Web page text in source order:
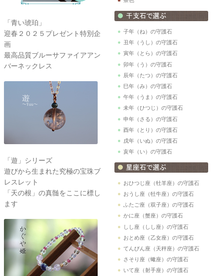
「青い琥珀」
迎春２０２５プレゼント特別企
画
最高品質ブルーサファイアアン
バーネックレス
「遊」シリーズ
遊びから生まれた究極の宝珠ブ
レスレット
「天の根」の真髄をここに標し
ます
子年（ね）の守護石
丑年（うし）の守護石
寅年（とら）の守護石
卯年（う）の守護石
辰年（たつ）の守護石
巳年（み）の守護石
午年（うま）の守護石
未年（ひつじ）の守護石
申年（さる）の守護石
酉年（とり）の守護石
戌年（いぬ）の守護石
亥年（い）の守護石
おひつじ座（牡羊座）の守護石
おうし座（牡牛座）の守護石
ふたご座（双子座）の守護石
かに座（蟹座）の守護石
しし座（しし座）の守護石
おとめ座（乙女座）の守護石
てんびん座（天秤座）の守護石
さそり座（蠍座）の守護石
いて座（射手座）の守護石